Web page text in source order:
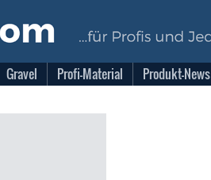
Gravel Profi-Material Produkt-News